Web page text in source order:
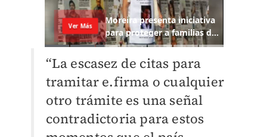
“La escasez de citas para
tramitar e.firma o cualquier
otro trámite es una señal
contradictoria para estos